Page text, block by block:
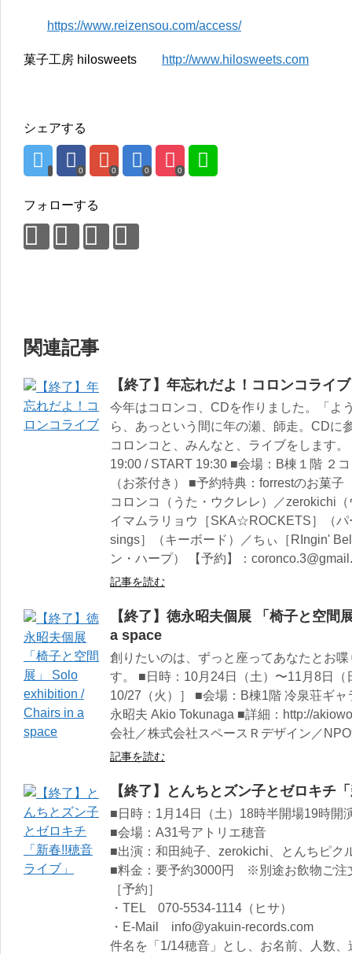
https://www.reizensou.com/access/
菓子工房 hilosweets http://www.hilosweets.com
シェアする
0 0 0 0
フォローする
関連記事
【終了】年忘れだよ！コロンコライブ
今年はコロンコ、CDを作りました。「よ
ら、あっという間に年の瀬、師走。CDに
コロンコと、みんなと、ライブをします
19:00 / START 19:30 ■会場：B棟１階 ２
（お茶付き） ■予約特典：forrestのお菓
コロンコ（うた・ウクレレ）／zerokichi
イマムラリョウ［SKA☆ROCKETS］（
sings］（キーボード）／ちぃ［RIngin'
ン・ハープ） 【予約】：
記事を読む
【終了】徳永昭夫個展 「椅子と空
a space
創りたいのは、ずっと座ってあなたとお
す。 ■日時：10月24日（土）〜11月8日（
10/27（火）］ ■会場：B棟1階 冷泉荘ギ
永昭夫 Akio Tokunaga ■詳細：http://
会社／株式会社スペースＲデザイン／
記事を読む
【終了】とんちとズン子とゼロキチ
■日時：1月14日（土）18時半開場19時開
■会場：A31号アトリエ穂音
■出演：和田純子、zerokichi、とんちピク
■料金：要予約3000円 ※別途お飲物ご注
［予約］
・TEL 070-5534-1114（ヒサ）
・E-Mail info@yakuin-records.com
件名を「1/14穂音」とし、お名前、人数